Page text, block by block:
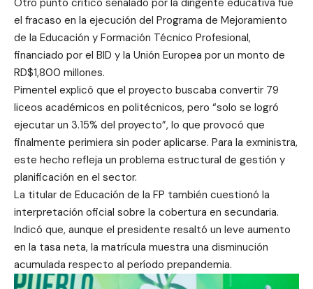
el fracaso en la ejecución del Programa de Mejoramiento
de la Educación y Formación Técnico Profesional,
financiado por el BID y la Unión Europea por un monto de
RD$1,800 millones.
Pimentel explicó que el proyecto buscaba convertir 79
liceos académicos en politécnicos, pero “solo se logró
ejecutar un 3.15% del proyecto”, lo que provocó que
finalmente perimiera sin poder aplicarse. Para la exministra,
este hecho refleja un problema estructural de gestión y
planificación en el sector.
La titular de Educación de la FP también cuestionó la
interpretación oficial sobre la cobertura en secundaria.
Indicó que, aunque el presidente resaltó un leve aumento
en la tasa neta, la matrícula muestra una disminución
acumulada respecto al período prepandemia.